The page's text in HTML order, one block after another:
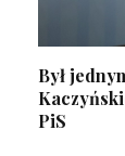
Był
PiS